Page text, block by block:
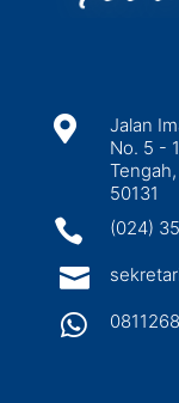

Jalan
No. 5 -
50131
 (024)

